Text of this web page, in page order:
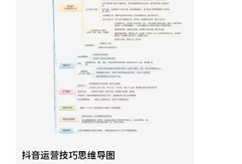
抖音运营技巧思维导图